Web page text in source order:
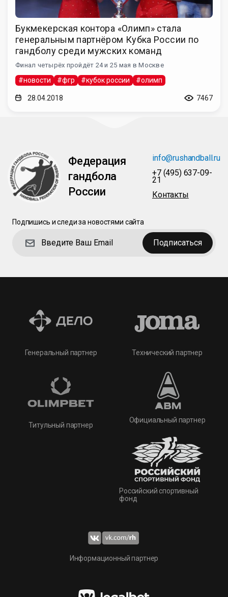
Букмекерская контора «Олимп» стала
генеральным партнёром Кубка России по
гандболу среди мужских команд
Финал четырёх пройдёт 24 и 25 мая в Москве
#новости #фгр #кубок россии #олимп
28.04.2018 7467
Федерация
гандбола
России
info@rushandball.ru
+7 (495) 637-09-
21
Контакты
Подпишись и следи за новостями сайта
Подписаться
Генеральный партнер
Титульный партнер
Технический партнер
Официальный партнер
Российский спортивный
фонд
Информационный партнер